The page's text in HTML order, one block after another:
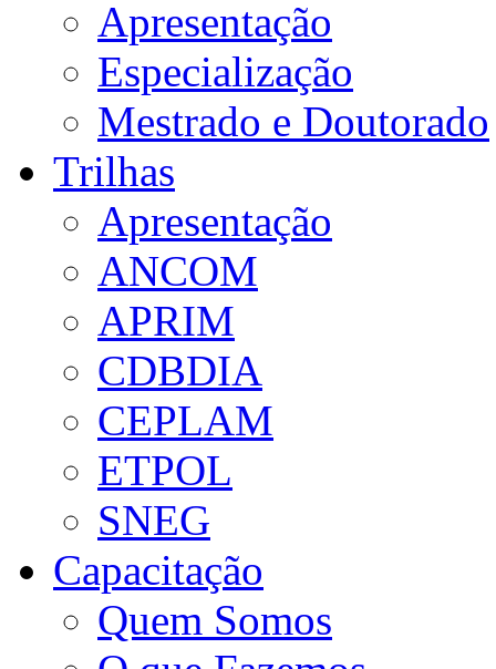
Apresentação
Especialização
Mestrado e Doutorado
Trilhas
Apresentação
ANCOM
APRIM
CDBDIA
CEPLAM
ETPOL
SNEG
Capacitação
Quem Somos